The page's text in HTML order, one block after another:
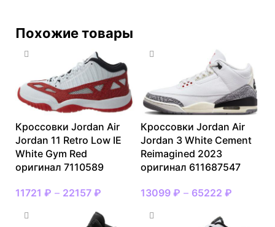
Похожие товары
Кроссовки Jordan Air
Jordan 11 Retro Low IE
White Gym Red
оригинал 7110589
11721 ₽ – 22157 ₽
Кроссовки Jordan Air
Jordan 3 White Cement
Reimagined 2023
оригинал 611687547
13099 ₽ – 65222 ₽